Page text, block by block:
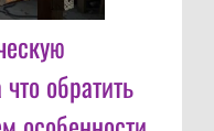
обратить